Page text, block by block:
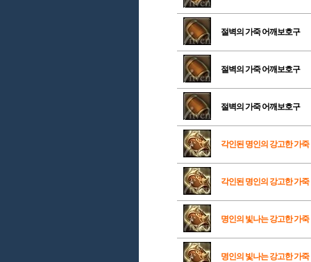
절벽의 가죽 어깨보호구
절벽의 가죽 어깨보호구
절벽의 가죽 어깨보호구
각인된 명인의 강고한 가
각인된 명인의 강고한 가
명인의 빛나는 강고한 가
명인의 빛나는 강고한 가